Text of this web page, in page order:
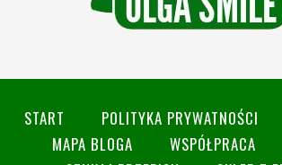
START POLITYKA PRYWATNOŚCI
MAPA BLOGA
WSPÓŁPRACA